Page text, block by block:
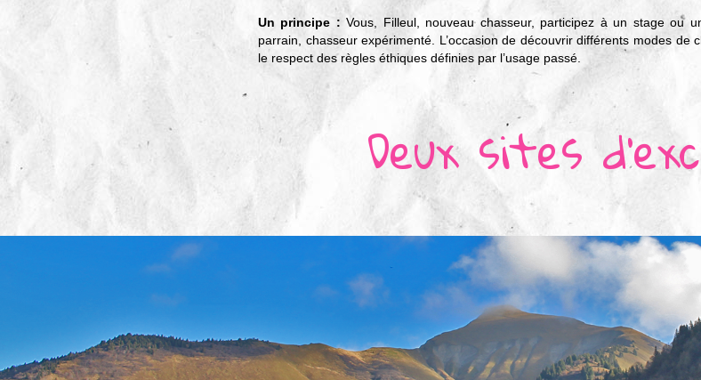
Un principe : Vous, Filleul, nouveau chasseur, participez à un stage ou
parrain, chasseur expérimenté. L’occasion de découvrir différents modes de
le respect des règles éthiques définies par l’usage passé.
Deux sites